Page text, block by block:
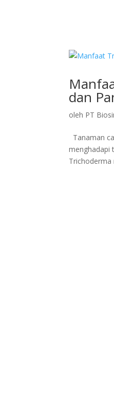
dan
oleh PT
Tanaman
menghadapi
Trichoderma